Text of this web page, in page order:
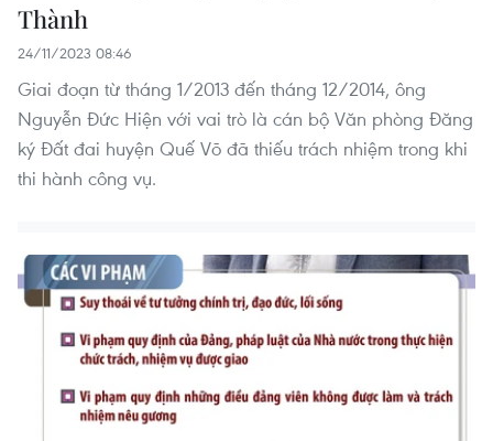
Thành
24/11/2023 08:46
Giai đoạn từ tháng 1/2013 đến tháng 12/2014, ông
Nguyễn Đức Hiện với vai trò là cán bộ Văn phòng Đăng
ký Đất đai huyện Quế Võ đã thiếu trách nhiệm trong khi
thi hành công vụ.